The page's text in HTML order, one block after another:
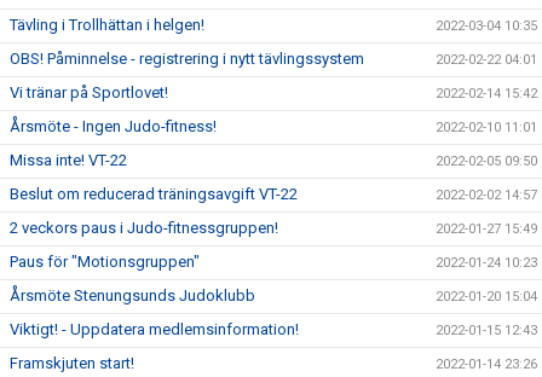
Tävling i Trollhättan i helgen! 2022-03-04 10:35
OBS! Påminnelse - registrering i nytt tävlingssystem 2022-02-22 04:01
Vi tränar på Sportlovet! 2022-02-14 15:42
Årsmöte - Ingen Judo-fitness! 2022-02-10 11:01
Missa inte! VT-22 2022-02-05 09:50
Beslut om reducerad träningsavgift VT-22 2022-02-02 14:57
2 veckors paus i Judo-fitnessgruppen! 2022-01-27 15:49
Paus för "Motionsgruppen" 2022-01-24 10:23
Årsmöte Stenungsunds Judoklubb 2022-01-20 15:04
Viktigt! - Uppdatera medlemsinformation! 2022-01-15 12:43
Framskjuten start! 2022-01-14 23:26